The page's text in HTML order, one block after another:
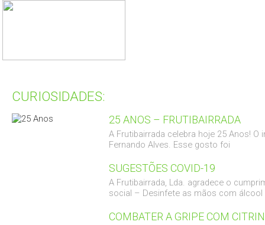
CURIOSIDADES:
25 ANOS – FRUTIBAIRRADA
A Frutibairrada celebra hoje 25 Anos!
Fernando Alves. Esse gosto foi
SUGESTÕES COVID-19
A Frutibairrada, Lda. agradece o
social – Desinfete as mãos com álcool
COMBATER A GRIPE COM